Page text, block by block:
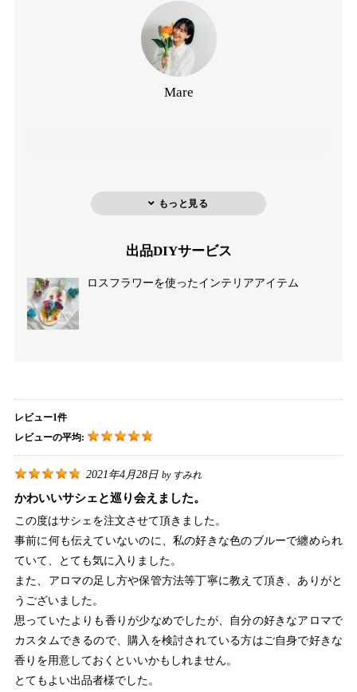
Mare
出品DIYサービス
ロスフラワーを使ったインテリアアイテム
レビュー1件
レビューの平均:
2021年4月28日 by すみれ
かわいいサシェと巡り会えました。
この度はサシェを注文させて頂きました。
事前に何も伝えていないのに、私の好きな色のブルーで纏められ
ていて、とても気に入りました。
また、アロマの足し方や保管方法等丁寧に教えて頂き、ありがと
うございました。
思っていたよりも香りが少なめでしたが、自分の好きなアロマで
カスタムできるので、購入を検討されている方はご自身で好きな
香りを用意しておくといいかもしれません。
とてもよい出品者様でした。